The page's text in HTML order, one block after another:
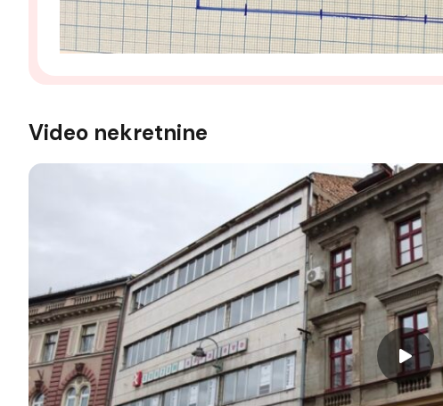
Video nekretnine